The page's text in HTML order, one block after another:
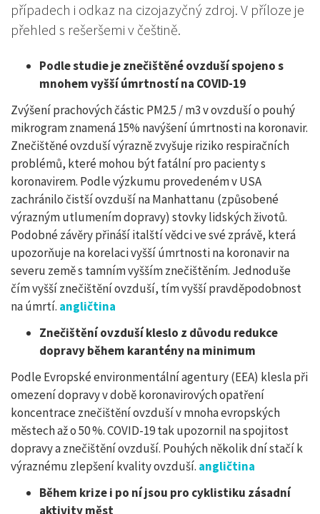
případech i odkaz na cizojazyčný zdroj. V příloze je
přehled s rešeršemi v češtině.
Podle studie je znečištěné ovzduší spojeno s
mnohem vyšší úmrtností na COVID-19
Zvýšení prachových částic PM2.5 / m3 v ovzduší o pouhý
mikrogram znamená 15% navýšení úmrtnosti na koronavir.
Znečištěné ovzduší výrazně zvyšuje riziko respiračních
problémů, které mohou být fatální pro pacienty s
koronavirem. Podle výzkumu provedeném v USA
zachránilo čistší ovzduší na Manhattanu (způsobené
výrazným utlumením dopravy) stovky lidských životů.
Podobné závěry přináší italští vědci ve své zprávě, která
upozorňuje na korelaci vyšší úmrtnosti na koronavir na
severu země s tamním vyšším znečištěním. Jednoduše
čím vyšší znečištění ovzduší, tím vyšší pravděpodobnost
na úmrtí. angličtina
Znečištění ovzduší kleslo z důvodu redukce
dopravy během karantény na minimum
Podle Evropské environmentální agentury (EEA) klesla při
omezení dopravy v době koronavirových opatření
koncentrace znečištění ovzduší v mnoha evropských
městech až o 50 %. COVID-19 tak upozornil na spojitost
dopravy a znečištění ovzduší. Pouhých několik dní stačí k
výraznému zlepšení kvality ovzduší. angličtina
Během krize i po ní jsou pro cyklistiku zásadní
aktivity měst